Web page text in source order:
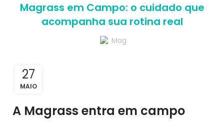
Magrass em Campo: o cuidado que
acompanha sua rotina real
Mag
27
MAIO
A Magrass entra em campo